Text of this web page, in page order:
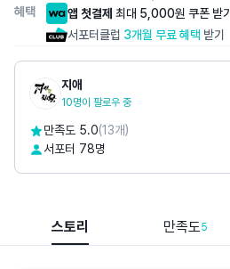
혜택 앱 첫결제 최대 5,000원 쿠폰 받기
서포터클럽 3개월 무료 혜택 받기
지애
10명이 팔로우 중
만족도 5.0(13개)
서포터 78명
스토리 만족도5